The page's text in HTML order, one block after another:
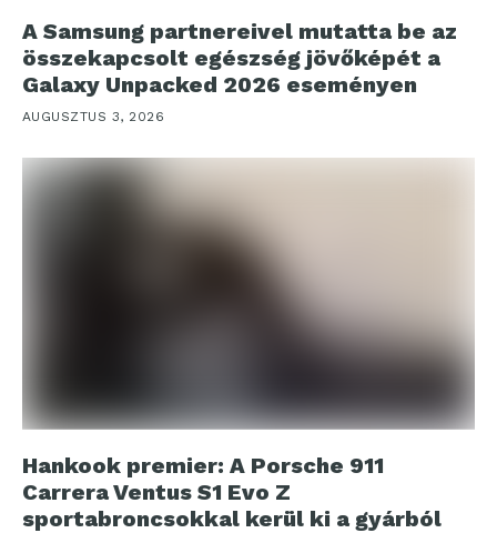
A Samsung partnereivel mutatta be az
összekapcsolt egészség jövőképét a
Galaxy Unpacked 2026 eseményen
AUGUSZTUS 3, 2026
Hankook premier: A Porsche 911
Carrera Ventus S1 Evo Z
sportabroncsokkal kerül ki a gyárból